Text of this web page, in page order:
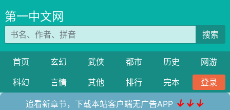
第一中文网
搜索
首页 玄幻 武侠 都市 历史
网游
科幻
言情 其他 排行 完本 登录
追看新章节，下载本站客户端无广告APP ↓↓↓